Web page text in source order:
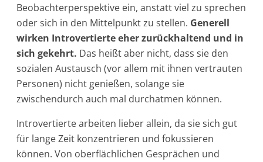
Beobachterperspektive ein, anstatt viel zu sprechen
oder sich in den Mittelpunkt zu stellen. Generell
wirken Introvertierte eher zurückhaltend und in
sich gekehrt. Das heißt aber nicht, dass sie den
sozialen Austausch (vor allem mit ihnen vertrauten
Personen) nicht genießen, solange sie
zwischendurch auch mal durchatmen können.
Introvertierte arbeiten lieber allein, da sie sich gut
für lange Zeit konzentrieren und fokussieren
können. Von oberflächlichen Gesprächen und